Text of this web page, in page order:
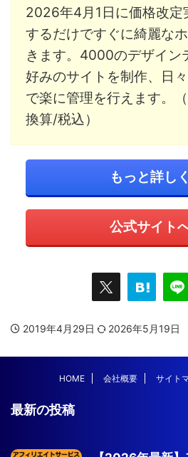
2026年4月1日に価格改定
するだけですぐに綺麗な
きます。4000のデザイン
好みのサイトを制作、日
で楽に管理を行えます。
換算/税込）
もっと詳し
公式サイト
2019年4月29日 2026年5月19日
HOME 会社概要 サイト
最新の投稿